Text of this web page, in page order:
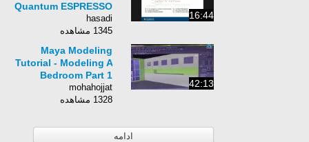
16:44
Quantum ESPRESSO
hasadi
1345 مشاهده
42:13
Maya Modeling
Tutorial - Modeling A
Bedroom Part 1
mohahojjat
1328 مشاهده
ادامه